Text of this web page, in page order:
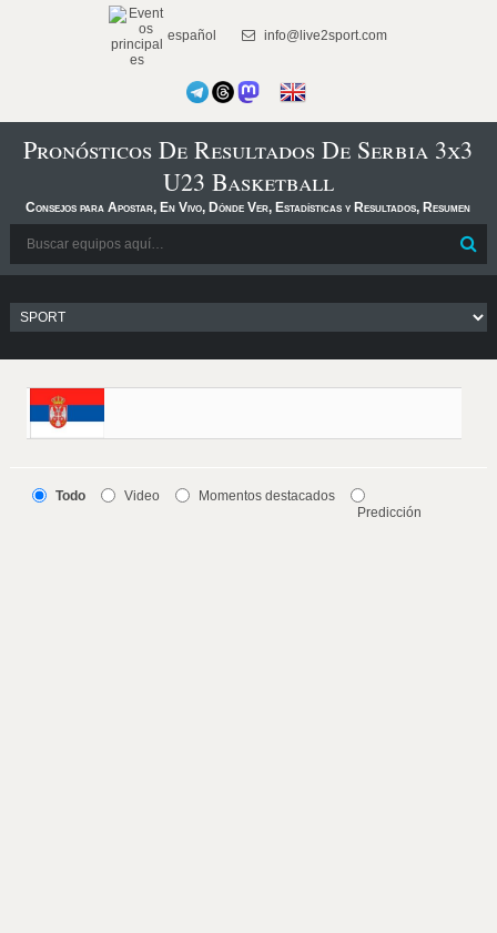
español info@live2sport.com
Pronósticos De Resultados De Serbia 3x3
U23 Basketball
Consejos para Apostar, En Vivo, Dónde Ver, Estadísticas y Resultados, Resumen
Todo Video
Momentos destacados
Predicción